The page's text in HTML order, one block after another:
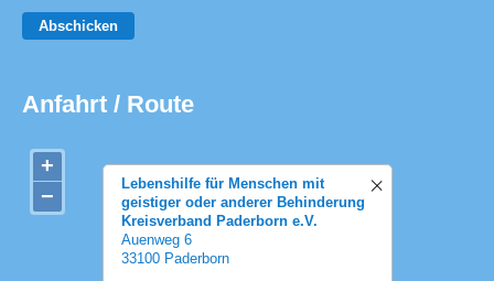
Abschicken
Anfahrt / Route
Lebenshilfe für Menschen mit
geistiger oder anderer Behinderung
Kreisverband Paderborn e.V.
Auenweg 6
33100 Paderborn
+
−